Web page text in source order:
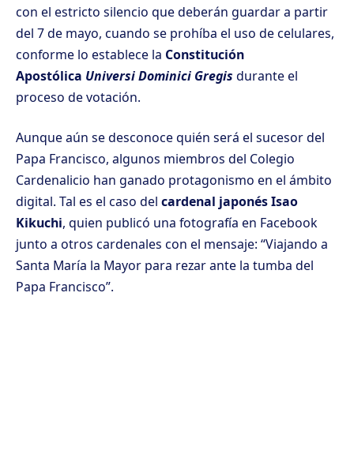
con el estricto silencio que deberán guardar a partir
del 7 de mayo, cuando se prohíba el uso de celulares,
conforme lo establece la Constitución
Apostólica Universi Dominici Gregis durante el
proceso de votación.
Aunque aún se desconoce quién será el sucesor del
Papa Francisco, algunos miembros del Colegio
Cardenalicio han ganado protagonismo en el ámbito
digital. Tal es el caso del cardenal japonés Isao
Kikuchi, quien publicó una fotografía en Facebook
junto a otros cardenales con el mensaje: “Viajando a
Santa María la Mayor para rezar ante la tumba del
Papa Francisco”.